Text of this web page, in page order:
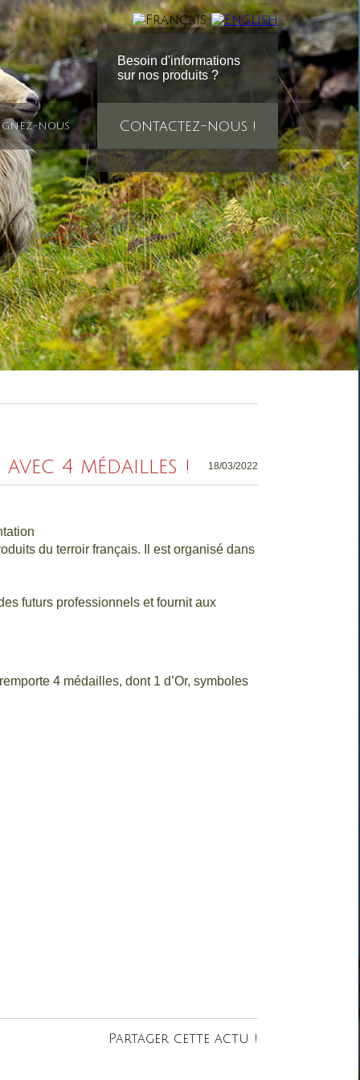
nous
Besoin d'informations
sur nos produits ?
Contactez-nous !
4 médailles ! 18/03/2022
du terroir français. Il est organisé dans
futurs professionnels et fournit aux
4 médailles, dont 1 d’Or, symboles
Partager cette actu !